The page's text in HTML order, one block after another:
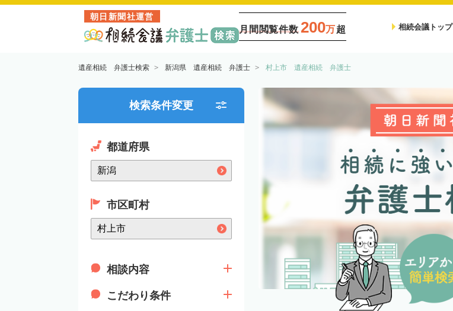
朝日新聞社運営
月間閲覧件数 200万超 相続会議トップ
遺産相続 弁護士検索 新潟県 遺産相続 弁護士 村上市 遺産相続 弁護士
検索条件変更
都道府県
市区町村
相談内容
こだわり条件